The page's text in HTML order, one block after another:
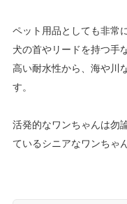
ペット用品としても非常
犬の首やリードを持つ手
高い耐水性から、海や川
す。
活発的なワンちゃんは勿
ているシニアなワンちゃ